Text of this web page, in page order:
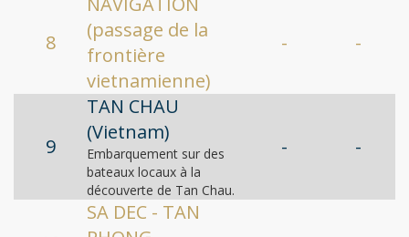
8
(passage de la
frontière
vietnamienne)
- -
9
TAN CHAU
(Vietnam)
Embarquement sur des
bateaux locaux à la
découverte de Tan Chau.
- -
SA DEC - TAN